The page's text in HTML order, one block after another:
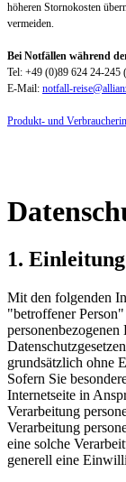
höheren Stornokosten
vermeiden.
Bei Notfällen während
Tel: +49 (0)89 624 24-245
E-Mail: notfall-
Produkt- und
1. Einleitung
Mit den folgenden
"betroffener
grundsätzlich ohne
Sofern Sie
Internetseite in
Verarbeitung
Verarbeitung
eine solche
generell eine